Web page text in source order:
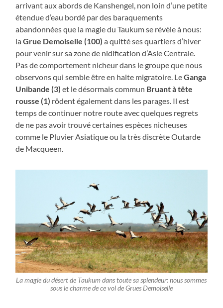
arrivant aux abords de Kanshengel, non loin d’une petite
étendue d’eau bordé par des baraquements
abandonnées que la magie du Taukum se révèle à nous:
laGrue Demoiselle (100)a quitté ses quartiers d’hiver
pour venir sur sa zone de nidification d’Asie Centrale.
Pas de comportement nicheur dans le groupe que nous
observons qui semble être en halte migratoire. LeGanga
Unibande (3) et le désormais commun Bruant à tête
rousse (1) rôdent également dans les parages. Il est
temps de continuer notre route avec quelques regrets
de ne pas avoir trouvé certaines espèces nicheuses
comme le Pluvier Asiatique ou la très discrète Outarde
de Macqueen.
La magie du désert de Taukum dans toute sa splendeur: nous sommes
sous le charme de ce vol de Grues Demoiselle